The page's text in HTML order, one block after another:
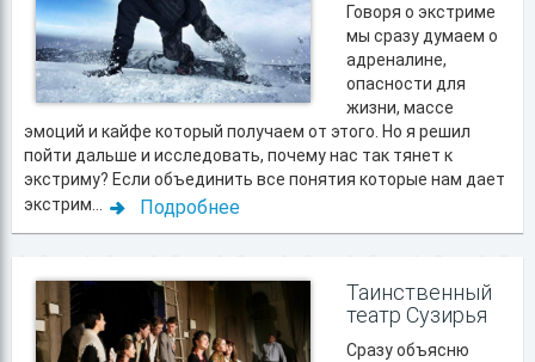
Говоря о экстриме
мы сразу думаем о
адреналине,
опасности для
жизни, массе
эмоций и кайфе который получаем от этого. Но я решил
пойти дальше и исследовать, почему нас так тянет к
экстриму? Если объединить все понятия которые нам дает
экстрим...
Подробнее
Таинственный
театр Сузирья
Сразу объясню